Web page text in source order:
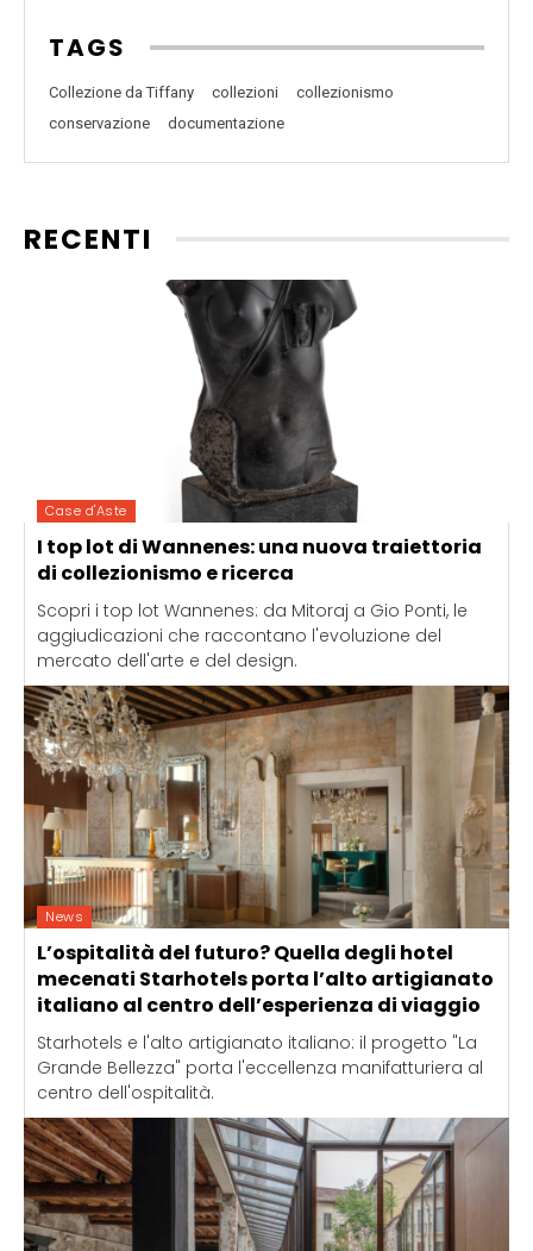
TAGS
Collezione da Tiffany collezioni
collezionismo
conservazione
documentazione
RECENTI
Case d'Aste
I top lot di Wannenes: una nuova traiettoria
di collezionismo e ricerca
Scopri i top lot Wannenes: da Mitoraj a Gio Ponti, le
aggiudicazioni che raccontano l'evoluzione del
mercato dell'arte e del design.
News
L’ospitalità del futuro? Quella degli hotel
mecenati Starhotels porta l’alto artigianato
italiano al centro dell’esperienza di viaggio
Starhotels e l'alto artigianato italiano: il progetto "La
Grande Bellezza" porta l'eccellenza manifatturiera al
centro dell'ospitalità.